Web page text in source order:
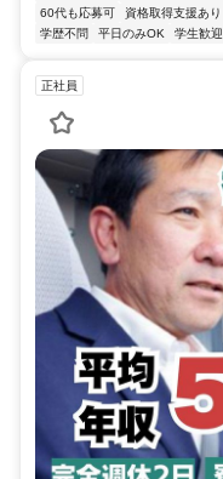
60代も応募可
資格取得支援あり
学歴不問
平日のみOK 学生歓迎
正社員